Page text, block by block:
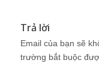
Trả lời
Email của bạn sẽ
trường bắt buộc